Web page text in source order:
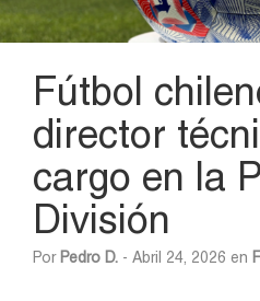
Fútbol
director
cargo en la
División
Por Pedro D. - Abril 24, 2026 en